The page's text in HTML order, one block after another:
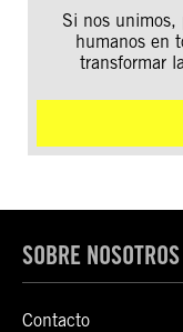
Si nos unimos,
humanos en
transformar
SOBRE NOSOTROS
Contacto